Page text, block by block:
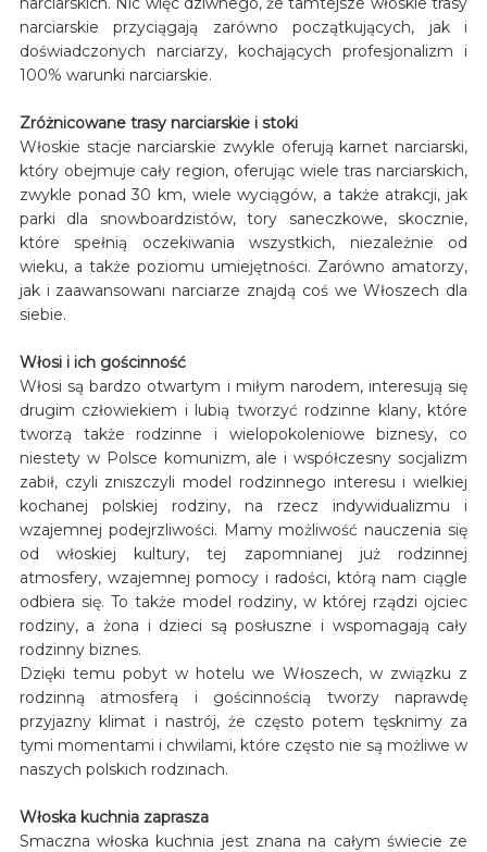
narciarskie przyciągają zarówno początkujących, jak i
doświadczonych narciarzy, kochających profesjonalizm i
100% warunki narciarskie.
Zróżnicowane trasy narciarskie i stoki
Włoskie stacje narciarskie zwykle oferują karnet narciarski,
który obejmuje cały region, oferując wiele tras narciarskich,
zwykle ponad 30 km, wiele wyciągów, a także atrakcji, jak
parki dla snowboardzistów, tory saneczkowe, skocznie,
które spełnią oczekiwania wszystkich, niezależnie od
wieku, a także poziomu umiejętności. Zarówno amatorzy,
jak i zaawansowani narciarze znajdą coś we Włoszech dla
siebie.
Włosi i ich gościnność
Włosi są bardzo otwartym i miłym narodem, interesują się
drugim człowiekiem i lubią tworzyć rodzinne klany, które
tworzą także rodzinne i wielopokoleniowe biznesy, co
niestety w Polsce komunizm, ale i współczesny socjalizm
zabił, czyli zniszczyli model rodzinnego interesu i wielkiej
kochanej polskiej rodziny, na rzecz indywidualizmu i
wzajemnej podejrzliwości. Mamy możliwość nauczenia się
od włoskiej kultury, tej zapomnianej już rodzinnej
atmosfery, wzajemnej pomocy i radości, którą nam ciągle
odbiera się. To także model rodziny, w której rządzi ojciec
rodziny, a żona i dzieci są posłuszne i wspomagają cały
rodzinny biznes.
Dzięki temu pobyt w hotelu we Włoszech, w związku z
rodzinną atmosferą i gościnnością tworzy naprawdę
przyjazny klimat i nastrój, że często potem tęsknimy za
tymi momentami i chwilami, które często nie są możliwe w
naszych polskich rodzinach.
Włoska kuchnia zaprasza
Smaczna włoska kuchnia jest znana na całym świecie ze